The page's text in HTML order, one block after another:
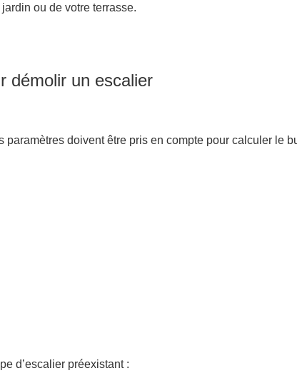
ou de votre terrasse.
démolir un escalier
doivent être pris en compte pour calculer le
d’escalier préexistant :